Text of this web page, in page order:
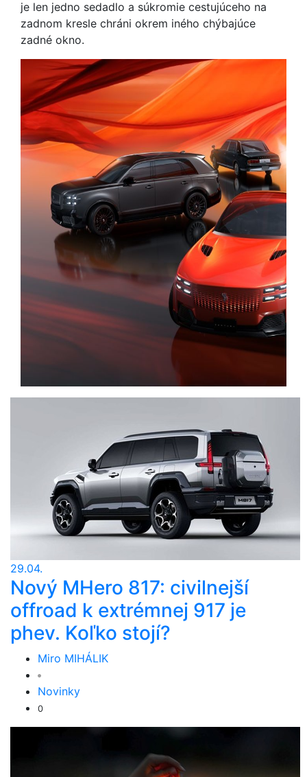
je len jedno sedadlo a súkromie cestujúceho na
zadnom kresle chráni okrem iného chýbajúce
zadné okno.
29.04.
Nový MHero 817: civilnejší
offroad k extrémnej 917 je
phev. Koľko stojí?
Miro MIHÁLIK
Novinky
0